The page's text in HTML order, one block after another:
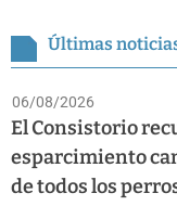
Últimas
06/08/2026
El Consistorio
esparcimiento
de todos los